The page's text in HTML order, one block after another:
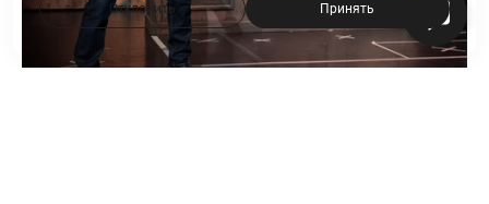
Отклонить Принять